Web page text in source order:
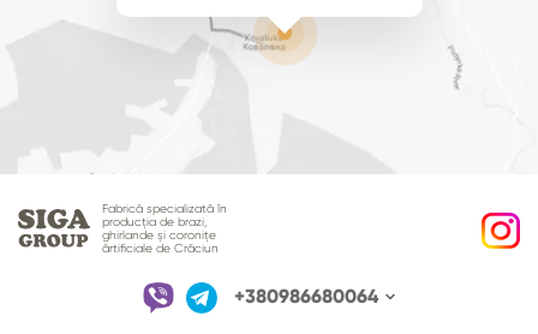
Fabrică specializată în
producția de brazi,
ghirlande și coronițe
ărtificiale de Crăciun
+380986680064